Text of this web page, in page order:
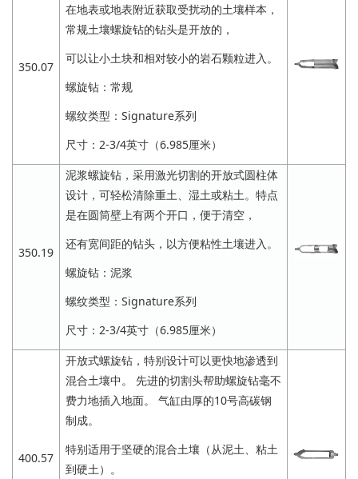
350.07
在地表或地表附近获取受扰动的土壤样本，
常规土壤螺旋钻的钻头是开放的，
可以让小土块和相对较小的岩石颗粒进入。
螺旋钻：常规
螺纹类型：Signature系列
尺寸：2-3/4英寸（6.985厘米）
350.19
泥浆螺旋钻，采用激光切割的开放式圆柱体
设计，可轻松清除重土、湿土或粘土。特点
是在圆筒壁上有两个开口，便于清空，
还有宽间距的钻头，以方便粘性土壤进入。
螺旋钻：泥浆
螺纹类型：Signature系列
尺寸：2-3/4英寸（6.985厘米）
400.57
开放式螺旋钻，特别设计可以更快地渗透到
混合土壤中。 先进的切割头帮助螺旋钻毫不
费力地插入地面。 气缸由厚的10号高碳钢
制成。
特别适用于坚硬的混合土壤（从泥土、粘土
到硬土）。